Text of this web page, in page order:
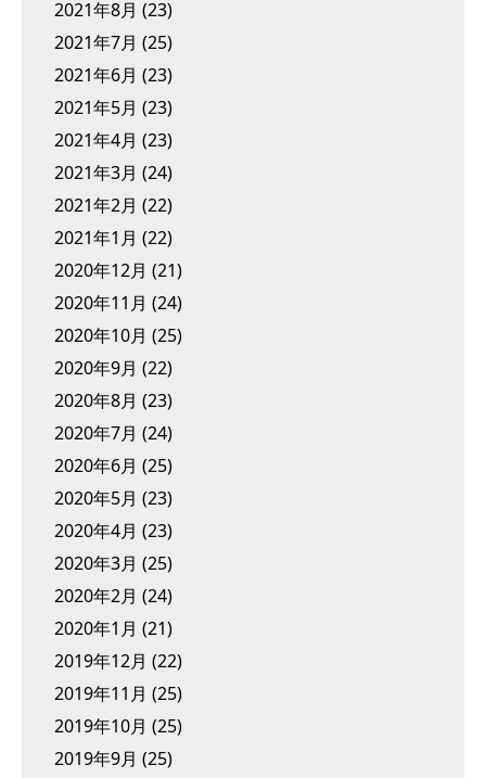
2021年8月 (23)
2021年7月 (25)
2021年6月 (23)
2021年5月 (23)
2021年4月 (23)
2021年3月 (24)
2021年2月 (22)
2021年1月 (22)
2020年12月 (21)
2020年11月 (24)
2020年10月 (25)
2020年9月 (22)
2020年8月 (23)
2020年7月 (24)
2020年6月 (25)
2020年5月 (23)
2020年4月 (23)
2020年3月 (25)
2020年2月 (24)
2020年1月 (21)
2019年12月 (22)
2019年11月 (25)
2019年10月 (25)
2019年9月 (25)